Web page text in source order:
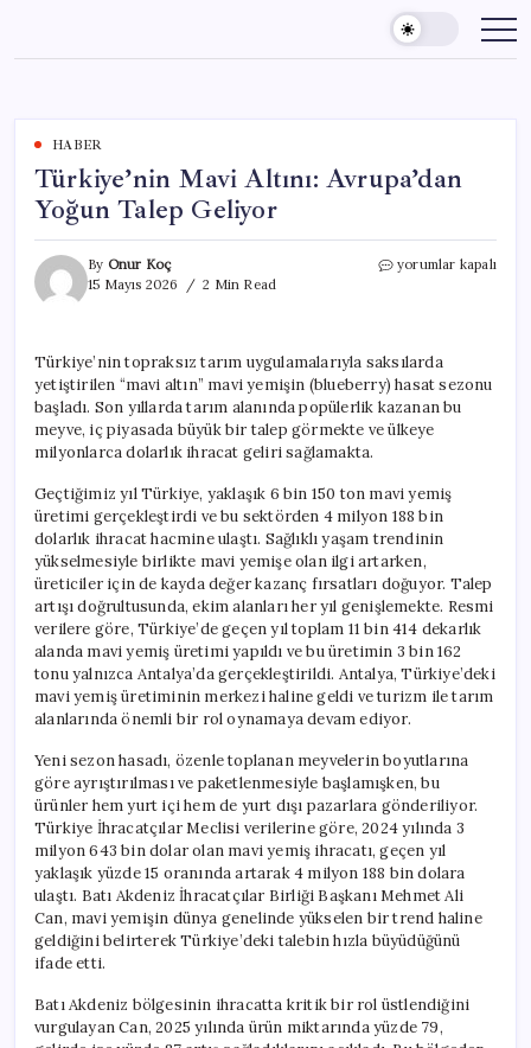
content
HABER
Türkiye’nin Mavi Altını: Avrupa’dan
Yoğun Talep Geliyor
By Onur Koç
15 Mayıs 2026
2 Min Read
Türkiye’nin
Talep
Geliyor
için
yorumlar kapalı
Türkiye’nin topraksız tarım uygulamalarıyla saksılarda
yetiştirilen “mavi altın” mavi yemişin (blueberry) hasat sezonu
başladı. Son yıllarda tarım alanında popülerlik kazanan bu
meyve, iç piyasada büyük bir talep görmekte ve ülkeye
milyonlarca dolarlık ihracat geliri sağlamakta.
Geçtiğimiz yıl Türkiye, yaklaşık 6 bin 150 ton mavi yemiş
üretimi gerçekleştirdi ve bu sektörden 4 milyon 188 bin
dolarlık ihracat hacmine ulaştı. Sağlıklı yaşam trendinin
yükselmesiyle birlikte mavi yemişe olan ilgi artarken,
üreticiler için de kayda değer kazanç fırsatları doğuyor. Talep
artışı doğrultusunda, ekim alanları her yıl genişlemekte. Resmi
verilere göre, Türkiye’de geçen yıl toplam 11 bin 414 dekarlık
alanda mavi yemiş üretimi yapıldı ve bu üretimin 3 bin 162
tonu yalnızca Antalya’da gerçekleştirildi. Antalya, Türkiye’deki
mavi yemiş üretiminin merkezi haline geldi ve turizm ile tarım
alanlarında önemli bir rol oynamaya devam ediyor.
Yeni sezon hasadı, özenle toplanan meyvelerin boyutlarına
göre ayrıştırılması ve paketlenmesiyle başlamışken, bu
ürünler hem yurt içi hem de yurt dışı pazarlara gönderiliyor.
Türkiye İhracatçılar Meclisi verilerine göre, 2024 yılında 3
milyon 643 bin dolar olan mavi yemiş ihracatı, geçen yıl
yaklaşık yüzde 15 oranında artarak 4 milyon 188 bin dolara
ulaştı. Batı Akdeniz İhracatçılar Birliği Başkanı Mehmet Ali
Can, mavi yemişin dünya genelinde yükselen bir trend haline
geldiğini belirterek Türkiye’deki talebin hızla büyüdüğünü
ifade etti.
Batı Akdeniz bölgesinin ihracatta kritik bir rol üstlendiğini
vurgulayan Can, 2025 yılında ürün miktarında yüzde 79,